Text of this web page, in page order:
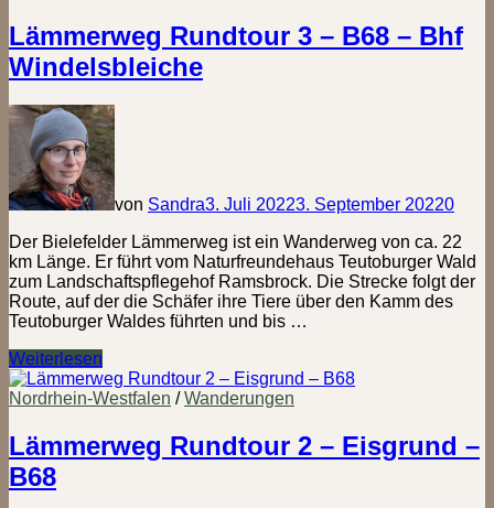
Bhf
Windelsbleiche
–
Lämmerweg Rundtour 3 – B68 – Bhf
Windelsbleiche
von Sandra3. Juli 20223. September 20220
Der Bielefelder Lämmerweg ist ein Wanderweg von ca. 22
km Länge. Er führt vom Naturfreundehaus Teutoburger Wald
zum Landschaftspflegehof Ramsbrock. Die Strecke folgt der
Route, auf der die Schäfer ihre Tiere über den Kamm des
Teutoburger Waldes führten und bis …
Lämmerweg
Rundtour
3
B68
–
Bhf
Windelsbleiche
Weiterlesen
Nordrhein-Westfalen /Wanderungen
Lämmerweg Rundtour 2 – Eisgrund –
B68